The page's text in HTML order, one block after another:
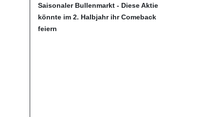
Saisonaler Bullenmarkt - Diese Aktie
könnte im 2. Halbjahr ihr Comeback
feiern